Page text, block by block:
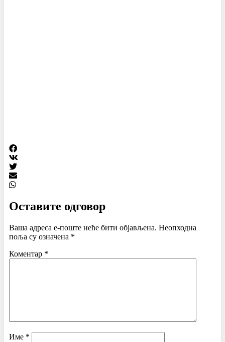
Оставите одговор
Ваша адреса е-поште неће бити објављена. Неопходна
поља су означена *
Коментар *
Име *